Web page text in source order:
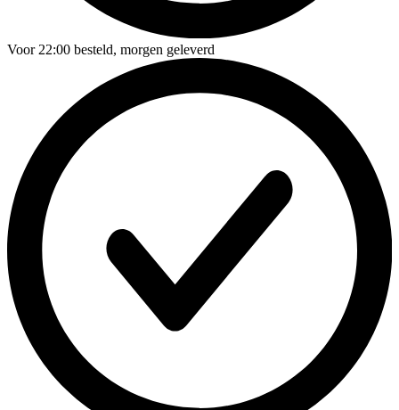
Voor22:00 besteld, morgen geleverd